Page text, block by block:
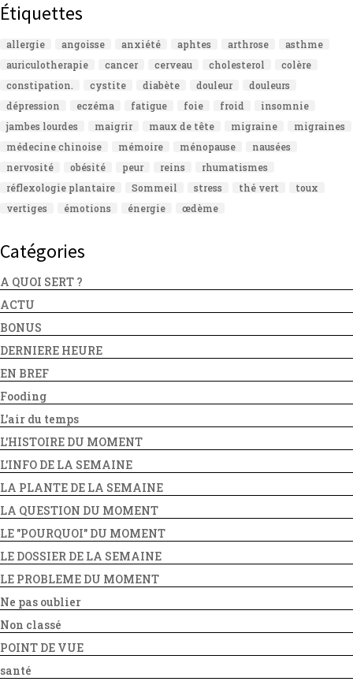
Étiquettes
allergie angoisse anxiété aphtes arthrose
asthme
auriculotherapie
cancer cerveau cholesterol
colère
constipation.
cystite diabète douleur
douleurs
dépression
eczéma fatigue foie froid
insomnie
jambes lourdes
maigrir maux de tête migraine
migraines
médecine chinoise
mémoire ménopause
nausées
nervosité
obésité peur reins
rhumatismes
réflexologie plantaire
Sommeil stress thé vert
toux
vertiges
émotions énergie œdème
Catégories
A QUOI SERT ?
ACTU
BONUS
DERNIERE HEURE
EN BREF
Fooding
L'air du temps
L'HISTOIRE DU MOMENT
L'INFO DE LA SEMAINE
LA PLANTE DE LA SEMAINE
LA QUESTION DU MOMENT
LE "POURQUOI" DU MOMENT
LE DOSSIER DE LA SEMAINE
LE PROBLEME DU MOMENT
Ne pas oublier
Non classé
POINT DE VUE
santé